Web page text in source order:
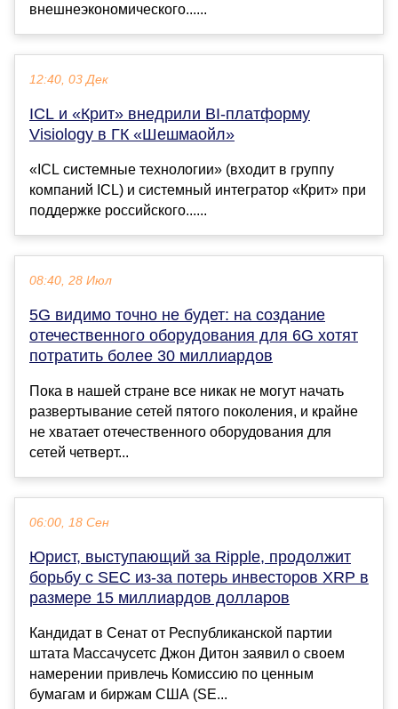
внешнеэкономического......
12:40, 03 Дек
ICL и «Крит» внедрили BI-платформу
Visiology в ГК «Шешмаойл»
«ICL системные технологии» (входит в группу
компаний ICL) и системный интегратор «Крит» при
поддержке российского......
08:40, 28 Июл
5G видимо точно не будет: на создание
отечественного оборудования для 6G хотят
потратить более 30 миллиардов
Пока в нашей стране все никак не могут начать
развертывание сетей пятого поколения, и крайне
не хватает отечественного оборудования для
сетей четверт...
06:00, 18 Сен
Юрист, выступающий за Ripple, продолжит
борьбу с SEC из-за потерь инвесторов XRP в
размере 15 миллиардов долларов
Кандидат в Сенат от Республиканской партии
штата Массачусетс Джон Дитон заявил о своем
намерении привлечь Комиссию по ценным
бумагам и биржам США (SE...